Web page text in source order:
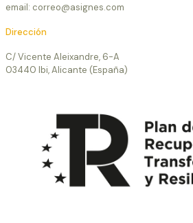
email: correo@asignes.com
Dirección
C/ Vicente Aleixandre, 6-A
03440 Ibi, Alicante (España)